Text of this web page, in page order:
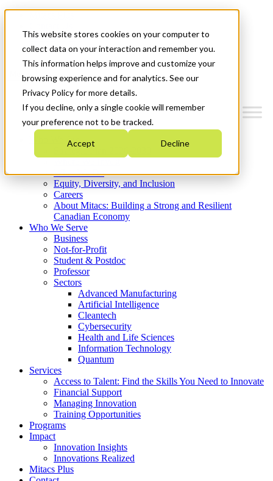
This website stores cookies on your computer to
collect data on your interaction and remember you.
This information helps improve and customize your
browsing experience and for analytics. See our
Privacy Policy for more details.
If you decline, only a single cookie will remember
your preference not to be tracked.
Accept Decline
News & Events
Get Started
Menu
Who We Are
Strategic Plan 2026-2030
What We Do
Equity, Diversity, and Inclusion
Careers
About Mitacs: Building a Strong and Resilient
Canadian Economy
Who We Serve
Business
Not-for-Profit
Student & Postdoc
Professor
Sectors
Advanced Manufacturing
Artificial Intelligence
Cleantech
Cybersecurity
Health and Life Sciences
Information Technology
Quantum
Services
Access to Talent: Find the Skills You Need to Innovate
Financial Support
Managing Innovation
Training Opportunities
Programs
Impact
Innovation Insights
Innovations Realized
Mitacs Plus